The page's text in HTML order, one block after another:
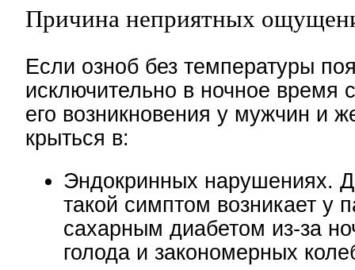
Причина неприятных
Если озноб без температуры
исключительно в ночное время
его возникновения у мужчин и
крыться в:
Эндокринных нарушениях.
такой симптом возникает у
сахарным диабетом из-за
голода и закономерных